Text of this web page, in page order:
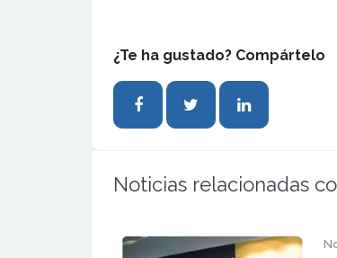
¿Te ha gustado? Compártelo
Noticias relacionadas